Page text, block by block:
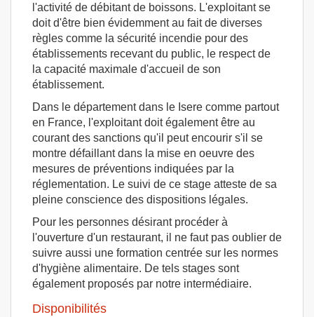
l'activité de débitant de boissons. L'exploitant se
doit d'être bien évidemment au fait de diverses
règles comme la sécurité incendie pour des
établissements recevant du public, le respect de
la capacité maximale d'accueil de son
établissement.
Dans le département dans le Isere comme partout
en France, l'exploitant doit également être au
courant des sanctions qu'il peut encourir s'il se
montre défaillant dans la mise en oeuvre des
mesures de préventions indiquées par la
réglementation. Le suivi de ce stage atteste de sa
pleine conscience des dispositions légales.
Pour les personnes désirant procéder à
l'ouverture d'un restaurant, il ne faut pas oublier de
suivre aussi une formation centrée sur les normes
d'hygiène alimentaire. De tels stages sont
également proposés par notre intermédiaire.
Disponibilités